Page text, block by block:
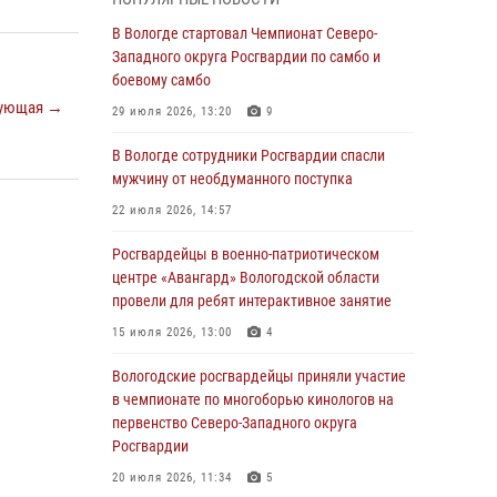
→
округа Росгвардии по спортивному и боевому
самбо
03 августа 2026, 08:54 8 1
ЗА МИНУВШУЮ НЕДЕЛЮ СОТРУДНИКАМИ
В ВОЛОГОДСКОЙ ОБЛАСТИ ЗАДЕРЖАНО 23
ПРАВОНАРУШИТЕЛЯ
02 августа 2026, 10:37
Росгвардейцы в г. Соколе задержали
несовершеннолетнего нарушителя
на питбайке
31 июля 2026, 06:43
В Вологде стартовал Чемпионат Северо-
Западного округа Росгвардии по самбо и
боевому самбо
29 июля 2026, 13:20
В Вологде стартовал Чемпионат Северо-
Западного округа Росгвардии по самбо и
боевому самбо
29 июля 2026, 13:20 9
В Вологде сотрудники Росгвардии спасли
мужчину от необдуманного поступка
22 июля 2026, 14:57
Росгвардейцы в военно-патриотическом
центре «Авангард» Вологодской области
провели для ребят интерактивное занятие
15 июля 2026, 13:00 4
Вологодские росгвардейцы приняли участие
в чемпионате по многоборью кинологов на
первенство Северо-Западного округа
Росгвардии
20 июля 2026, 11:34 5